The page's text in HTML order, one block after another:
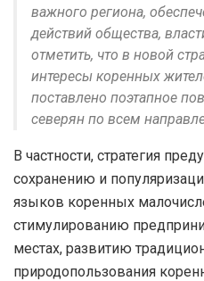
важного региона,
действий общества,
отметить, что в новой
интересы коренных
поставлено поэтапное
северян по всем
В частности, стратегия
сохранению и
языков коренных
стимулированию
местах, развитию
природопользования